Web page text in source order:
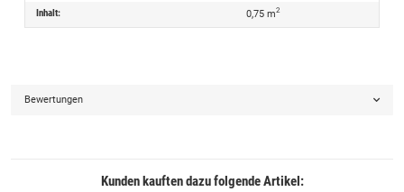
Inhalt: 0,75 m2
Bewertungen
Kunden kauften dazu folgende Artikel: